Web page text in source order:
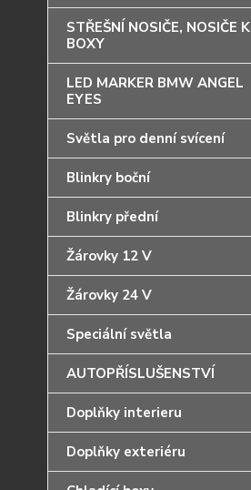
STŘEŠNÍ NOSIČE, NOSIČE
BOXY
LED MARKER BMW ANGEL
EYES
Světla pro denní svícení
Blinkry boční
Blinkry přední
Žárovky 12 V
Žárovky 24 V
Speciální světla
AUTOPŘÍSLUŠENSTVÍ
Doplňky interieru
Doplňky exteriéru